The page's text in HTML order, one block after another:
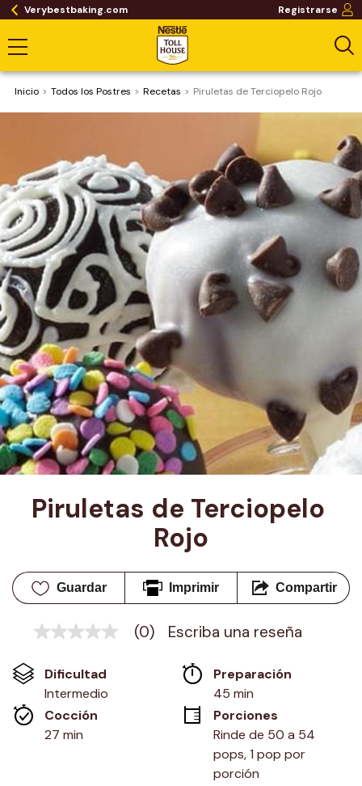
Verybestbaking.com Registrarse
Inicio Todos los Postres Recetas Piruletas de Terciopelo Rojo
Piruletas de Terciopelo
Rojo
Guardar Imprimir Compartir
Sin
en
misma
página.
(0) Escriba una reseña
Dificultad
Intermedio
Preparación
45 min
Cocción
27 min
Porciones
Rinde de 50 a 54
pops, 1 pop por
porción